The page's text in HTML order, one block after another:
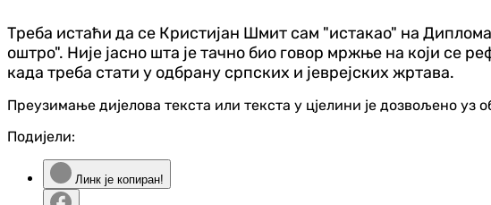
Треба истаћи да се Кристијан Шмит сам "истакао" на
оштро". Није јасно шта је тачно био говор мржње на који се
када треба стати у одбрану српских и јеврејских жртава.
Преузимање дијелова текста или текста у цјелини је дозвољено
Подијели:
Линк је копиран!